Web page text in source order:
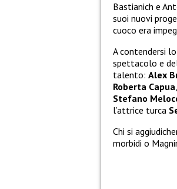
Bastianich e
suoi nuovi
cuoco era
A contendersi
spettacolo e
talento: Alex
Roberta Capua
Stefano
l’attrice turca
Chi si
morbidi o